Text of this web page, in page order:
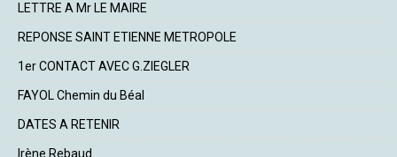
LETTRE A Mr LE MAIRE
REPONSE SAINT ETIENNE METROPOLE
1er CONTACT AVEC G.ZIEGLER
FAYOL Chemin du Béal
DATES A RETENIR
Irène Rebaud